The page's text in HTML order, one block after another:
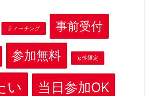
ティーチング 事前受付
参加無料 女性限定
い 当日参加OK